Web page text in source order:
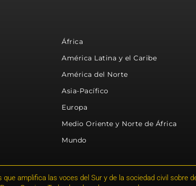
África
América Latina y el Caribe
América del Norte
Asia-Pacífico
Europa
Medio Oriente y Norte de África
Mundo
amplifica las voces del Sur y de la sociedad civil sobre